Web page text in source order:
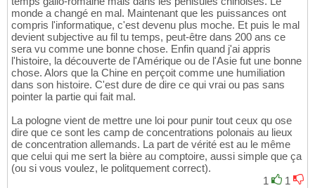
monde a changé en mal. Maintenant que les puissances ont
compris l'informatique, c'est devenu plus moche. Et puis le mal
devient subjective au fil tu temps, peut-être dans 200 ans ce
sera vu comme une bonne chose. Enfin quand j'ai appris
l'histoire, la découverte de l'Amérique ou de l'Asie fut une bonne
chose. Alors que la Chine en perçoit comme une humiliation
dans son histoire. C'est dure de dire ce qui vrai ou pas sans
pointer la partie qui fait mal.
La pologne vient de mettre une loi pour punir tout ceux qu ose
dire que ce sont les camp de concentrations polonais au lieux
de concentration allemands. La part de vérité est au le même
que celui qui me sert la bière au comptoire, aussi simple que ça
(ou si vous voulez, le politquement correct).
1
1